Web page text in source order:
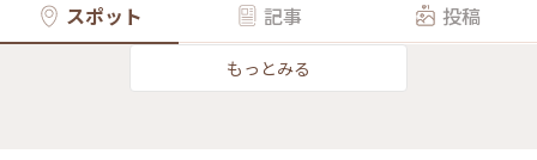
スポット 記事 投稿
もっとみる